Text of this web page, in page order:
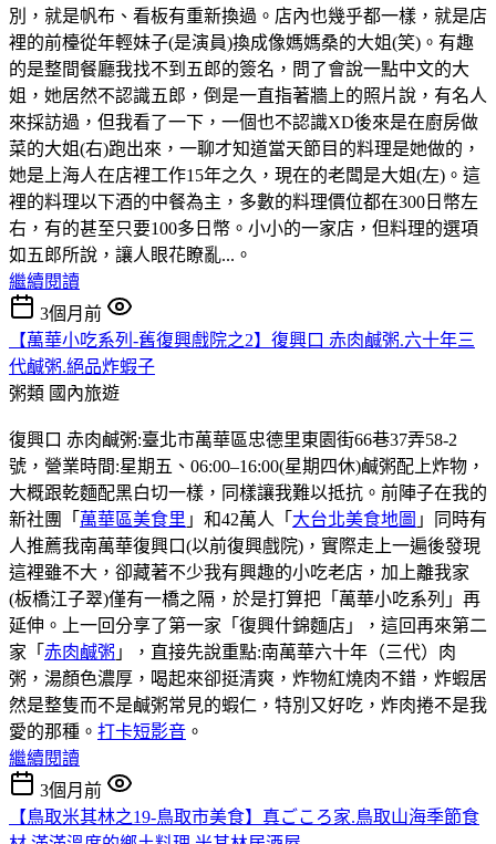
別，就是帆布、看板有重新換過。店內也幾乎都一樣，就是店
裡的前檯從年輕妹子(是演員)換成像媽媽桑的大姐(笑)。有趣
的是整間餐廳我找不到五郎的簽名，問了會說一點中文的大
姐，她居然不認識五郎，倒是一直指著牆上的照片說，有名人
來採訪過，但我看了一下，一個也不認識XD後來是在廚房做
菜的大姐(右)跑出來，一聊才知道當天節目的料理是她做的，
她是上海人在店裡工作15年之久，現在的老闆是大姐(左)。這
裡的料理以下酒的中餐為主，多數的料理價位都在300日幣左
右，有的甚至只要100多日幣。小小的一家店，但料理的選項
如五郎所說，讓人眼花瞭亂...。
繼續閱讀
3個月前
【萬華小吃系列-舊復興戲院之2】復興口 赤肉鹹粥.六十年三
代鹹粥.絕品炸蝦子
粥類 國內旅遊
復興口 赤肉鹹粥:臺北市萬華區忠德里東園街66巷37弄58-2
號，營業時間:星期五、06:00–16:00(星期四休)鹹粥配上炸物，
大概跟乾麵配黑白切一樣，同樣讓我難以抵抗。前陣子在我的
新社團「 萬華區美食里 」和42萬人「 大台北美食地圖 」同時有
人推薦我南萬華復興口(以前復興戲院)，實際走上一遍後發現
這裡雖不大，卻藏著不少我有興趣的小吃老店，加上離我家
(板橋江子翠)僅有一橋之隔，於是打算把「萬華小吃系列」再
延伸。上一回分享了第一家「復興什錦麵店」，這回再來第二
家「 赤肉鹹粥 」，直接先說重點:南萬華六十年（三代）肉
粥，湯顏色濃厚，喝起來卻挺清爽，炸物紅燒肉不錯，炸蝦居
然是整隻而不是鹹粥常見的蝦仁，特別又好吃，炸肉捲不是我
愛的那種。 打卡短影音 。
繼續閱讀
3個月前
【鳥取米其林之19-鳥取市美食】真ごころ家.鳥取山海季節食